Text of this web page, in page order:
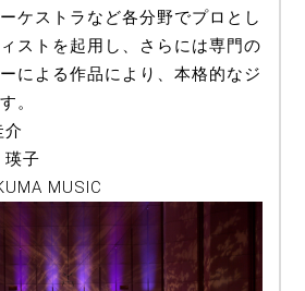
ケストラなど各分野でプロとし
ストを起用し、さらには専門の
による作品により、本格的なジ
。
介
瑛子
MUSIC